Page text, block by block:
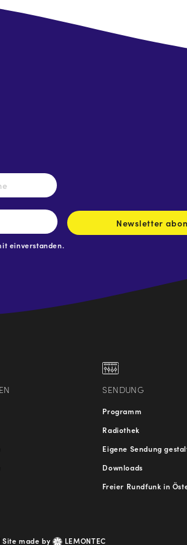
Nachname
Newsletter
einverstanden.
SENDUNG
Programm
Radiothek
Eigene Sendung
Downloads
Freier Rundfunk in
Site made by LEMONTEC